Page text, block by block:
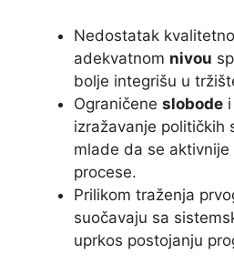
Nedostatak
adekvatnom nivou
bolje integrišu u
Ograničene slobode
izražavanje političkih
mlade da se
procese.
Prilikom traženja
suočavaju sa
uprkos postojanju